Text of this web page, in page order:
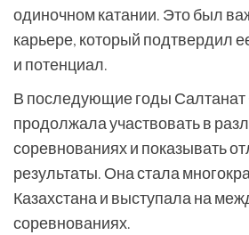
одиночном катании. Это был
карьере, который подтвердил
и потенциал.
В последующие годы Салтанат
продолжала участвовать в
соревнованиях и показывать
результаты. Она стала
Казахстана и выступала на
соревнованиях.